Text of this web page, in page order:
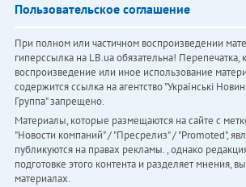
Пользовательское соглашение
При полном или частичном воспроизведении
гиперссылка на LB.ua обязательна! Перепечатка,
воспроизведение или иное использование
содержится ссылка на агентство "Українськi
Группа" запрещено.
Материалы, которые размещаются на сайте с
"Новости компаний" / "Пресрелиз" / "Promoted",
публикуются на правах рекламы. , однако
подготовке этого контента и разделяет мнения,
материалах.